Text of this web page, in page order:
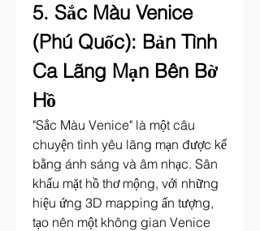
5. Sắc Màu Venice
(Phú Quốc): Bản Tình
Ca Lãng Mạn Bên Bờ
Hồ
"Sắc Màu Venice" là một câu
chuyện tình yêu lãng mạn được kể
bằng ánh sáng và âm nhạc. Sân
khấu mặt hồ thơ mộng, với những
hiệu ứng 3D mapping ấn tượng,
tạo nên một không gian Venice